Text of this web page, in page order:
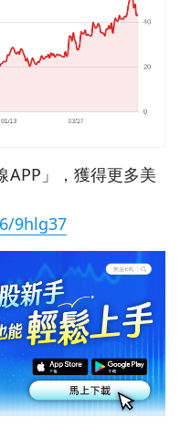
APP」，獲得更多美
9hlg37